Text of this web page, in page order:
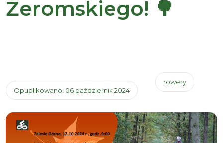
Żeromskiego! 🌳
Opublikowano: 06 październik 2024
rowery